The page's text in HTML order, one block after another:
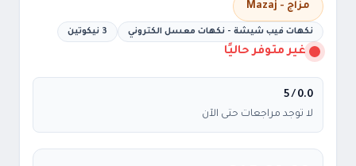
مزاج - Mazaj
نكهات فيب شيشة - نكهات معسل الكتروني 3 نيكوتين
غير متوفر حاليًا
0.0
/ 5
لا توجد مراجعات حتى الآن